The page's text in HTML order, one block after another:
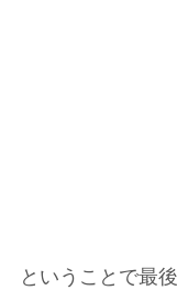
ということで最